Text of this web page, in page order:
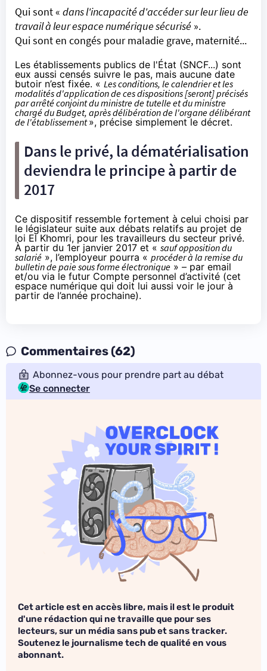
Qui sont « dans l'incapacité d'accéder sur leur lieu de
travail à leur espace numérique sécurisé ».
Qui sont en congés pour maladie grave, maternité...
Les établissements publics de l'État (SNCF...) sont
eux aussi censés suivre le pas, mais aucune date
butoir n’est fixée. « Les conditions, le calendrier et les
modalités d'application de ces dispositions [seront] précisés
par arrêté conjoint du ministre de tutelle et du ministre
chargé du Budget, après délibération de l'organe délibérant
de l'établissement», précise simplement le décret.
Dans le privé, la dématérialisation
deviendra le principe à partir de
2017
Ce dispositif ressemble fortement à celui choisi par
le législateur suite aux débats relatifs au projet de
loi El Khomri, pour les travailleurs du secteur privé.
À partir du 1er janvier 2017 et « sauf opposition du
salarié », l’employeur pourra « procéder à la remise du
bulletin de paie sous forme électronique » – par email
et/ou via le futur Compte personnel d’activité (cet
espace numérique qui doit lui aussi voir le jour à
partir de l’année prochaine).
Commentaires (62)
Abonnez-vous pour prendre part au débat
Se connecter
Cet article est en accès libre, mais il est le produit
d'une rédaction qui ne travaille que pour ses
lecteurs, sur un média sans pub et sans tracker.
Soutenez le journalisme tech de qualité en vous
abonnant.